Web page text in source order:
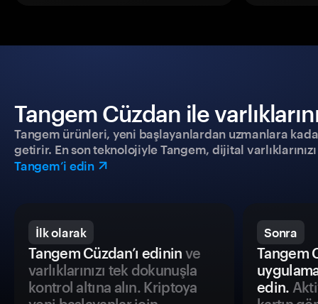
Tangem Cüzdan ile
Tangem ürünleri, yeni başlayanlardan uzmanlara
getirir. En son teknolojiyle Tangem, dijital
Tangem’i edin
İlk olarak
Tangem Cüzdan’ı edinin ve
varlıklarınızı tek dokunuşla
kontrol altına alın. Kriptoya
Sonra
Tangem
edin.